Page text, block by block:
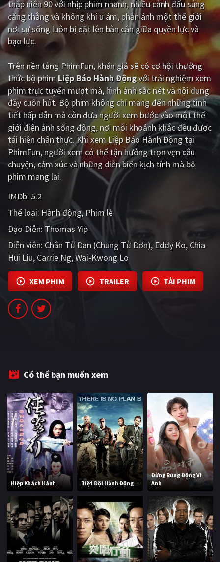
Giật gân Gia đình
Bí ẩn Lịch sử
Viễn Tây Tiểu sử
GameShow DramaTV
QUỐC GIA
Âu - Mỹ Trung Quốc - Hồng Kông
Hàn Quốc Nhật Bản
Ấn Độ Việt Nam
Tổng hợp
CẬP NHẬT
PHIM MỚI
PHIM BỘ
PHIM CHIẾU RẠP
TUYỂN TẬP PHIM
thập niên 90 với nhịp phim nhanh, nhiều cảnh đấu súng
căng thẳng và không khí u ám, phản ánh một thế giới
nơi sự sống luôn bị đặt lên bàn cân giữa quyền lực và
bạo lực.
Trên nền tảng PhimFun, khán giả sẽ có cơ hội thưởng
thức bộ phim Liệp Báo Hành Độngvới trải nghiệm xem
phim trực tuyến mượt mà, hình ảnh sắc nét và nội dung
đầy cuốn hút. Bộ phim không chỉ mang đến những tình
tiết hấp dẫn mà còn đưa người xem bước vào một thế
giới điện ảnh sống động, nơi mỗi khoảnh khắc đều được
tái hiện chân thực. Khi xem Liệp Báo Hành Động tại
PhimFun, người xem có thể tận hưởng trọn vẹn câu
chuyện, cảm xúc và những diễn biến kịch tính mà bộ
phim mang lại.
IMDb: 5.2
Thể loại: Hành động Phim lẻ
Đạo Diễn: Thomas Yip
Diễn viên: Chân Tử Đan (Chung Tử Đơn) Eddy Ko Chia-
Hui Liu Carrie Ng Wai-Kwong Lo
XEM PHIM TRAILER TẢI PHIM
Có thể bạn muốn xem
Hiệp Khách Hành Biệt Đội Hành Động
Đừng Rung Động Vì
Anh